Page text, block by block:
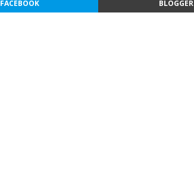
FACEBOOK BLOGGER